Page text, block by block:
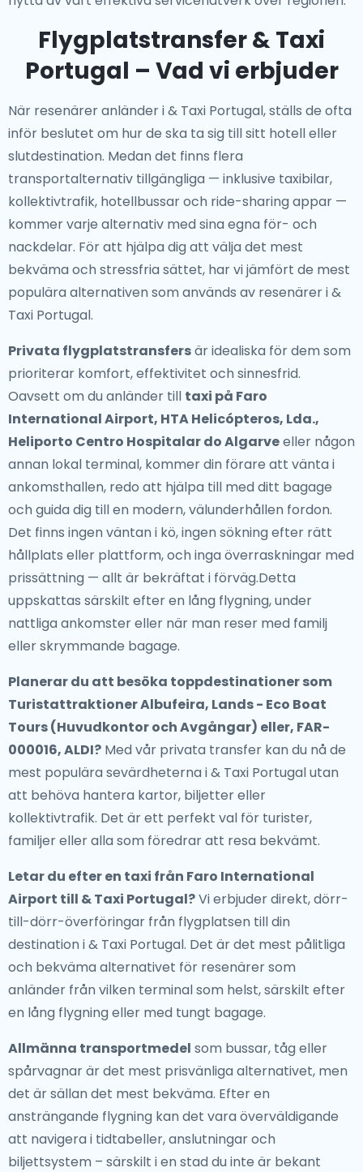
Flygplatstransfer & Taxi
Portugal – Vad vi erbjuder
När resenärer anländer i & Taxi Portugal, ställs de ofta
inför beslutet om hur de ska ta sig till sitt hotell eller
slutdestination. Medan det finns flera
transportalternativ tillgängliga — inklusive taxibilar,
kollektivtrafik, hotellbussar och ride-sharing appar —
kommer varje alternativ med sina egna för- och
nackdelar. För att hjälpa dig att välja det mest
bekväma och stressfria sättet, har vi jämfört de mest
populära alternativen som används av resenärer i &
Taxi Portugal.
Privata flygplatstransfersär idealiska för dem som
prioriterar komfort, effektivitet och sinnesfrid.
Oavsett om du anländer till taxi på Faro
International Airport, HTA Helicópteros, Lda.,
Heliporto Centro Hospitalar do Algarveeller någon
annan lokal terminal, kommer din förare att vänta i
ankomsthallen, redo att hjälpa till med ditt bagage
och guida dig till en modern, välunderhållen fordon.
Det finns ingen väntan i kö, ingen sökning efter rätt
hållplats eller plattform, och inga överraskningar med
prissättning — allt är bekräftat i förväg.Detta
uppskattas särskilt efter en lång flygning, under
nattliga ankomster eller när man reser med familj
eller skrymmande bagage.
Planerar du att besöka toppdestinationer som
Turistattraktioner Albufeira, Lands - Eco Boat
Tours (Huvudkontor och Avgångar) eller, FAR-
000016, ALDI? Med vår privata transfer kan du nå de
mest populära sevärdheterna i & Taxi Portugal utan
att behöva hantera kartor, biljetter eller
kollektivtrafik. Det är ett perfekt val för turister,
familjer eller alla som föredrar att resa bekvämt.
Letar du efter en taxi från Faro International
Airport till & Taxi Portugal?Vi erbjuder direkt, dörr-
till-dörr-överföringar från flygplatsen till din
destination i & Taxi Portugal. Det är det mest pålitliga
och bekväma alternativet för resenärer som
anländer från vilken terminal som helst, särskilt efter
en lång flygning eller med tungt bagage.
Allmänna transportmedel som bussar, tåg eller
spårvagnar är det mest prisvänliga alternativet, men
det är sällan det mest bekväma. Efter en
ansträngande flygning kan det vara överväldigande
att navigera i tidtabeller, anslutningar och
biljettsystem – särskilt i en stad du inte är bekant